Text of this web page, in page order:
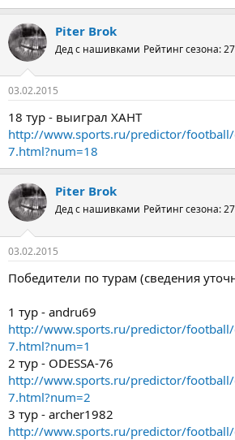
Piter Brok
Дед с нашивками Рейтинг сезона:
03.02.2015
18 тур - выиграл ХАНТ
http://www.sports.ru/predictor/
7.html?num=18
Piter Brok
Дед с нашивками Рейтинг сезона:
03.02.2015
Победители по турам (сведения
1 тур - andru69
http://www.sports.ru/predictor/
7.html?num=1
2 тур - ODESSA-76
http://www.sports.ru/predictor/
7.html?num=2
3 тур - archer1982
http://www.sports.ru/predictor/